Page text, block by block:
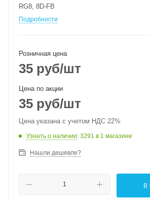
RG8, 8D-FB
Подробности
Розничная цена
35 руб/шт
Цена по акции
35 руб/шт
Цена указана с учетом НДС 22%
Узнать о наличии: 3291 в 1 магазине
Нашли дешевле?
В